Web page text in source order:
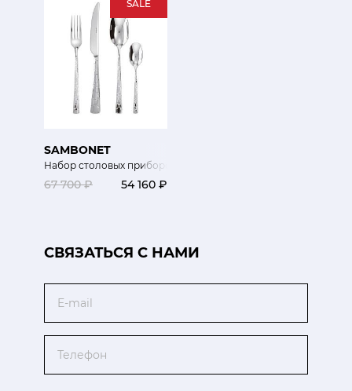
SALE
SAMBONET
Набор столовых приборов
67 700 ₽ 54 160 ₽
CВЯЗАТЬСЯ С НАМИ